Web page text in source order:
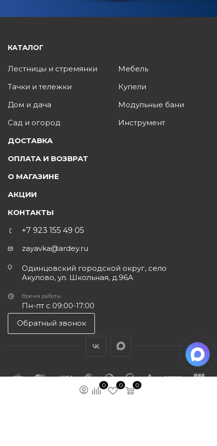
0 0 0
КАТАЛОГ
Лестницы и стремянки
Тачки и тележки
Дом и дача
Сад и огород
Мебель
Купели
Модульные бани
Инструмент
ДОСТАВКА
ОПЛАТА И ВОЗВРАТ
О МАГАЗИНЕ
АКЦИИ
КОНТАКТЫ
+7 923 155 49 05
zayavka@ardey.ru
Одинцовский городской округ, село
Акулово, ул. Школьная, д.96А
Время работы
Пн-пт с 09:00-17:00
Обратный звонок